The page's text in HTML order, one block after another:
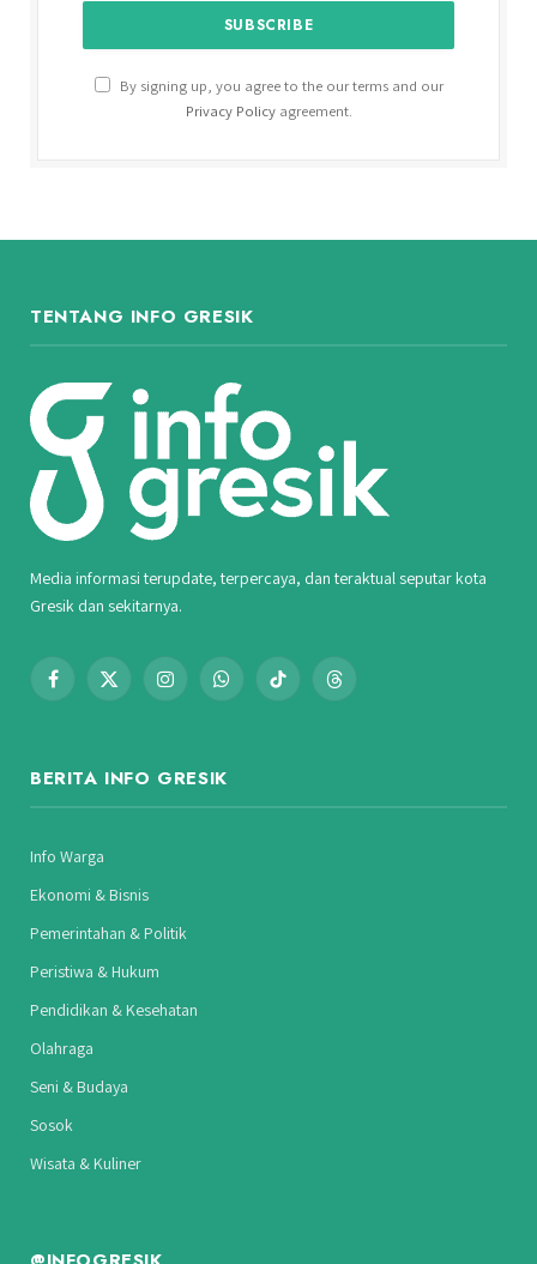
By signing up, you agree to the our terms and our
Privacy Policyagreement.
TENTANG INFO GRESIK
Media informasi terupdate, terpercaya, dan teraktual seputar kota
Gresik dan sekitarnya.
Facebook
X
InstagramWhatsAppTikTok Threads
BERITA INFO GRESIK
Info Warga
Ekonomi & Bisnis
Pemerintahan & Politik
Peristiwa & Hukum
Pendidikan & Kesehatan
Olahraga
Seni & Budaya
Sosok
Wisata & Kuliner